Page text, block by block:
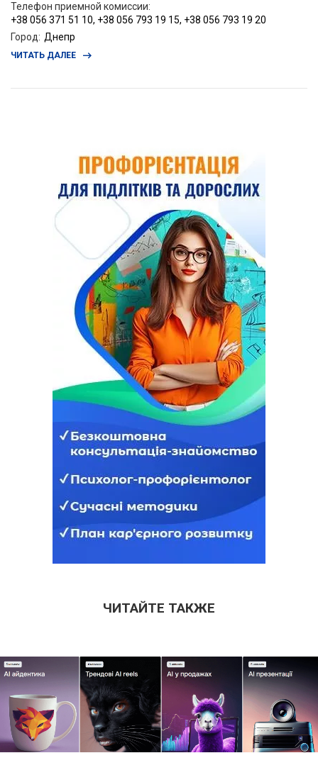
Телефон приемной комиссии:
+38 056 371 51 10, +38 056 793 19 15, +38 056 793 19 20
Город: Днепр
ЧИТАТЬ ДАЛЕЕ
ЧИТАЙТЕ ТАКЖЕ